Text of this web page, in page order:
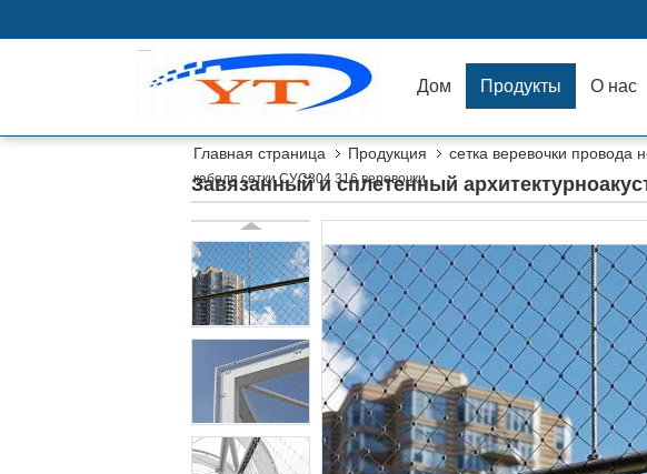
Дом Продукты О нас
Главная страница Продукция сетка веревочки провода
кабеля сетки СУС304 316 веревочки
Завязанный и сплетенный